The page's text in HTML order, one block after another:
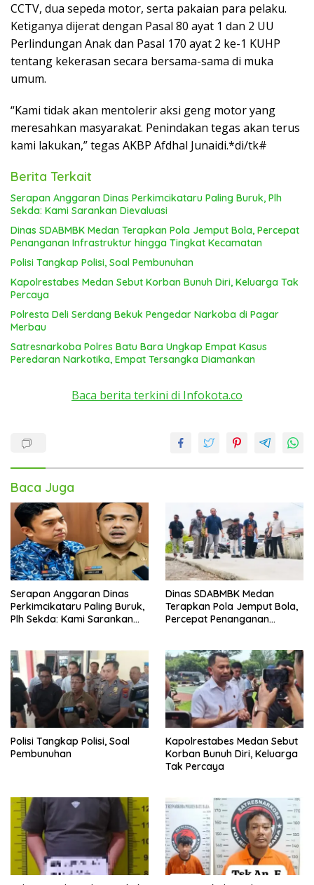
CCTV, dua sepeda motor, serta pakaian para pelaku.
Ketiganya dijerat dengan Pasal 80 ayat 1 dan 2 UU
Perlindungan Anak dan Pasal 170 ayat 2 ke-1 KUHP
tentang kekerasan secara bersama-sama di muka
umum.
“Kami tidak akan mentolerir aksi geng motor yang
meresahkan masyarakat. Penindakan tegas akan terus
kami lakukan,” tegas AKBP Afdhal Junaidi.*di/tk#
Berita Terkait
Serapan Anggaran Dinas Perkimcikataru Paling Buruk, Plh
Sekda: Kami Sarankan Dievaluasi
Dinas SDABMBK Medan Terapkan Pola Jemput Bola, Percepat
Penanganan Infrastruktur hingga Tingkat Kecamatan
Polisi Tangkap Polisi, Soal Pembunuhan
Kapolrestabes Medan Sebut Korban Bunuh Diri, Keluarga Tak
Percaya
Polresta Deli Serdang Bekuk Pengedar Narkoba di Pagar
Merbau
Satresnarkoba Polres Batu Bara Ungkap Empat Kasus
Peredaran Narkotika, Empat Tersangka Diamankan
Baca berita terkini di Infokota.co
Baca Juga
Serapan Anggaran Dinas
Perkimcikataru Paling Buruk,
Plh Sekda: Kami Sarankan
Dinas SDABMBK Medan
Terapkan Pola Jemput Bola,
Percepat Penanganan
Polisi Tangkap Polisi, Soal
Pembunuhan
Kapolrestabes Medan Sebut
Korban Bunuh Diri, Keluarga
Tak Percaya